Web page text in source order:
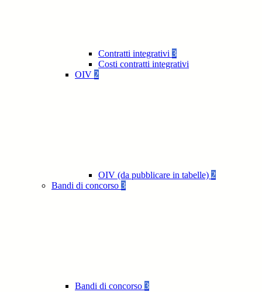
Contratti integrativi 3
Costi contratti integrativi
OIV 2
OIV (da pubblicare in tabelle) 2
Bandi di concorso 3
Bandi di concorso 3